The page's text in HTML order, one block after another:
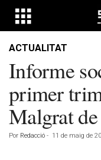
ACTUALITAT
Informe
primer
Malgrat
Por Redacció - 11 de maig de